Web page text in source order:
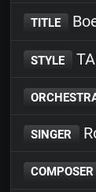
TITLE
STYLE
SINGER
COMPOSER